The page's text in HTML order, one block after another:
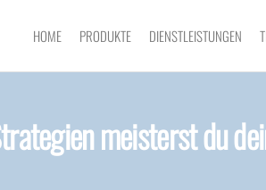
HOME PRODUKTE DIENSTLEISTUNGEN
meisterst du